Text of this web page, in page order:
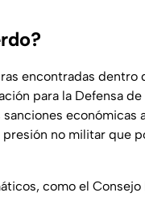
encontradas
para la Defensa
económicas
no militar que
como el